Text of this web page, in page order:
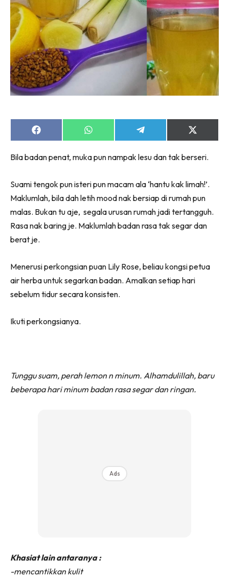
Share
on
Share
on
Share
on
Share
on
(Twitter)
Bila badan penat, muka pun nampak lesu dan tak berseri.
Suami tengok pun isteri pun macam ala ‘hantu kak limah!’.
Maklumlah, bila dah letih mood nak bersiap di rumah pun
malas. Bukan tu aje, segala urusan rumah jadi tertangguh.
Rasa nak baring je. Maklumlah badan rasa tak segar dan
berat je.
Menerusi perkongsian puan Lily Rose, beliau kongsi petua
air herba untuk segarkan badan. Amalkan setiap hari
sebelum tidur secara konsisten.
Ikuti perkongsianya.
Tunggu suam, perah lemon n minum. Alhamdulillah, baru
beberapa hari minum badan rasa segar dan ringan.
Ads
Khasiat lain antaranya :
-mencantikkan kulit